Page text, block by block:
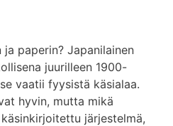
paperin? Japanilainen
juurilleen 1900-
vaatii fyysistä käsialaa.
hyvin, mutta mikä
järjestelmä,